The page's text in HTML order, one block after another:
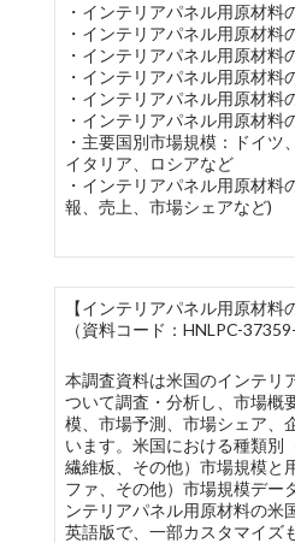
・インテリアパネル用原材料
・インテリアパネル用原材料
・インテリアパネル用原材料
・インテリアパネル用原材料
・インテリアパネル用原材料
・インテリアパネル用原材料
・主要国別市場規模：ドイツ
イタリア、ロシアなど
・インテリアパネル用原材料
報、売上、市場シェアなど)
【インテリアパネル用原材料
（資料コード：HNLPC-37359-
本調査資料は米国のインテリ
ついて調査・分析し、市場概
模、市場予測、市場シェア、
います。米国における種類別
繊維板、その他）市場規模と
ファ、その他）市場規模デー
ンテリアパネル用原材料の米
英語版で、一部カスタマイズ